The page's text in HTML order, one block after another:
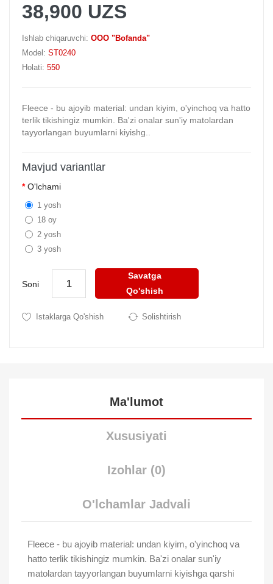
38,900 UZS
Ishlab chiqaruvchi: OOO "Bofanda"
Model: ST0240
Holati: 550
Fleece - bu ajoyib material: undan kiyim, o'yinchoq va hatto
terlik tikishingiz mumkin. Ba'zi onalar sun'iy matolardan
tayyorlangan buyumlarni kiyishg..
Mavjud variantlar
O'lchami
1 yosh
18 oy
2 yosh
3 yosh
Soni
Savatga
Qo'shish
Istaklarga Qo'shish Solishtirish
Ma'lumot
Xususiyati
Izohlar (0)
O'lchamlar Jadvali
Fleece - bu ajoyib material: undan kiyim, o'yinchoq va
hatto terlik tikishingiz mumkin. Ba'zi onalar sun'iy
matolardan tayyorlangan buyumlarni kiyishga qarshi